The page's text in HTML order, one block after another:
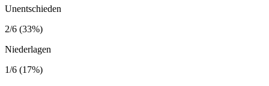
Unentschieden
2/6 (33%)
Niederlagen
1/6 (17%)